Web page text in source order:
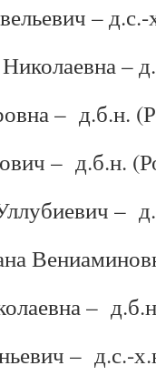
–
–
– д.б.н.
– д.б.н.
–
–
– д.с.-